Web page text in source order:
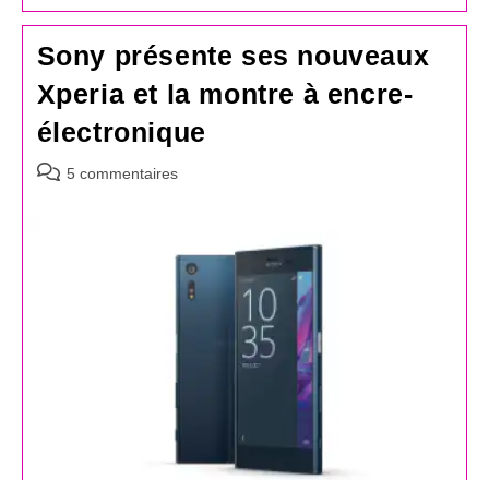
Sony présente ses nouveaux
Xperia et la montre à encre-
électronique
Commentaires
5 commentaires